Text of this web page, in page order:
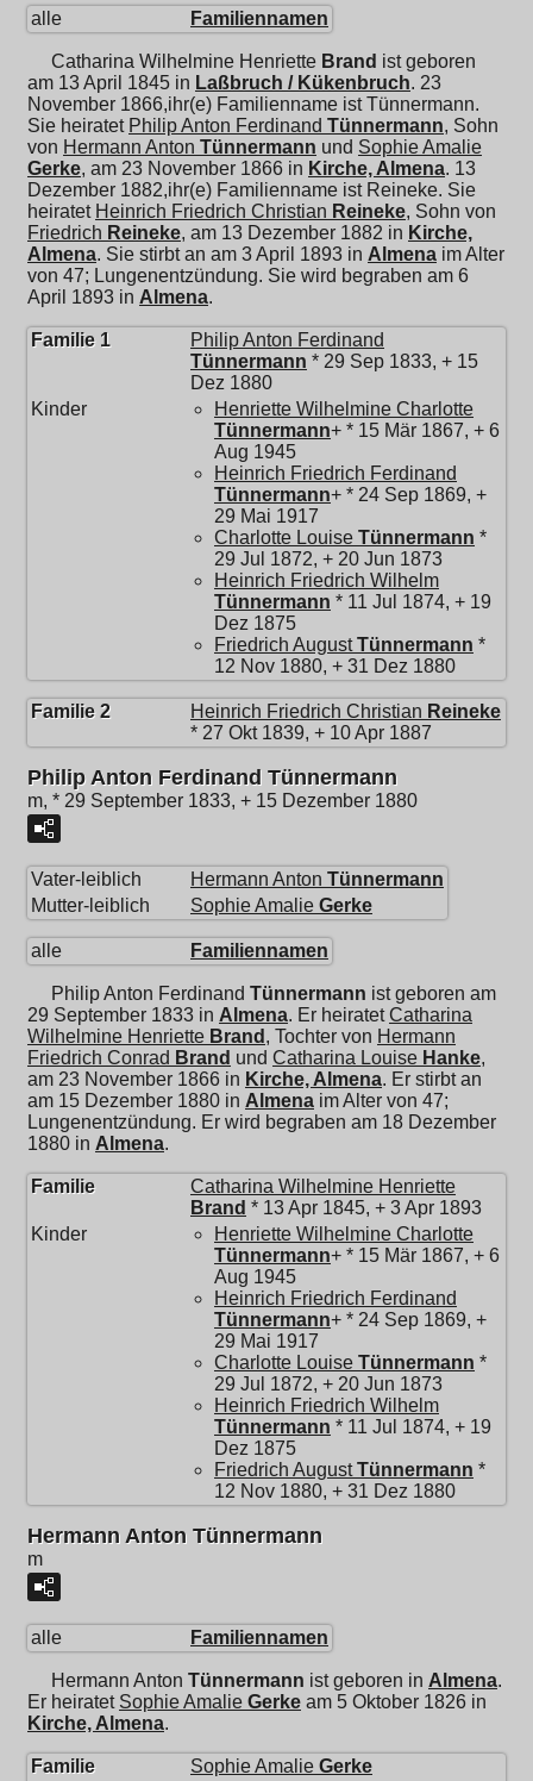
alle Familiennamen
Catharina Wilhelmine Henriette Brand ist geboren
am 13 April 1845 in Laßbruch / Kükenbruch. 23
November 1866,ihr(e) Familienname ist Tünnermann.
Sie heiratet Philip Anton Ferdinand Tünnermann, Sohn
von Hermann Anton Tünnermann und Sophie Amalie
Gerke, am 23 November 1866 in Kirche, Almena. 13
Dezember 1882,ihr(e) Familienname ist Reineke. Sie
heiratet Heinrich Friedrich Christian Reineke, Sohn von
Friedrich Reineke, am 13 Dezember 1882 in Kirche,
Almena. Sie stirbt an am 3 April 1893 in Almena im Alter
von 47; Lungenentzündung. Sie wird begraben am 6
April 1893 in Almena.
Familie 1
Philip Anton Ferdinand
Tünnermann * 29 Sep 1833, + 15
Dez 1880
Kinder
Henriette Wilhelmine Charlotte
Tünnermann+ * 15 Mär 1867, + 6
Aug 1945
Heinrich Friedrich Ferdinand
Tünnermann+ * 24 Sep 1869, +
29 Mai 1917
Charlotte Louise Tünnermann *
29 Jul 1872, + 20 Jun 1873
Heinrich Friedrich Wilhelm
Tünnermann * 11 Jul 1874, + 19
Dez 1875
Friedrich August Tünnermann *
12 Nov 1880, + 31 Dez 1880
Familie 2 Heinrich Friedrich Christian Reineke
* 27 Okt 1839, + 10 Apr 1887
Philip Anton Ferdinand Tünnermann
m, * 29 September 1833, + 15 Dezember 1880
Vater-leiblich Hermann Anton Tünnermann
Mutter-leiblich
Sophie Amalie Gerke
alle Familiennamen
Philip Anton Ferdinand Tünnermann ist geboren am
29 September 1833 in Almena. Er heiratetCatharina
Wilhelmine Henriette Brand , Tochter von Hermann
Friedrich Conrad Brand und Catharina Louise Hanke,
am 23 November 1866 in Kirche, Almena. Er stirbt an
am 15 Dezember 1880 in Almena im Alter von 47;
Lungenentzündung. Er wird begraben am 18 Dezember
1880 in Almena.
Familie
Catharina Wilhelmine Henriette
Brand * 13 Apr 1845, + 3 Apr 1893
Kinder
Henriette Wilhelmine Charlotte
Tünnermann+ * 15 Mär 1867, + 6
Aug 1945
Heinrich Friedrich Ferdinand
Tünnermann+ * 24 Sep 1869, +
29 Mai 1917
Charlotte Louise Tünnermann *
29 Jul 1872, + 20 Jun 1873
Heinrich Friedrich Wilhelm
Tünnermann * 11 Jul 1874, + 19
Dez 1875
Friedrich August Tünnermann *
12 Nov 1880, + 31 Dez 1880
Hermann Anton Tünnermann
m
alle Familiennamen
Hermann Anton Tünnermann ist geboren in Almena.
Er heiratet Sophie Amalie Gerke am 5 Oktober 1826 in
Kirche, Almena.
Familie Sophie Amalie Gerke